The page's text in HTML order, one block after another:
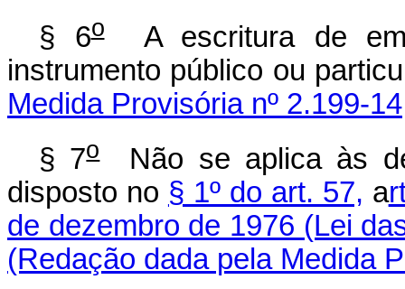
§ 6oA escritura de
instrumento público ou
Medida Provisória nº 2.199-
§ 7oNão se aplica às
disposto no § 1º do art. 57, a
de dezembro de 1976 (Lei
(Redação dada pela Medida